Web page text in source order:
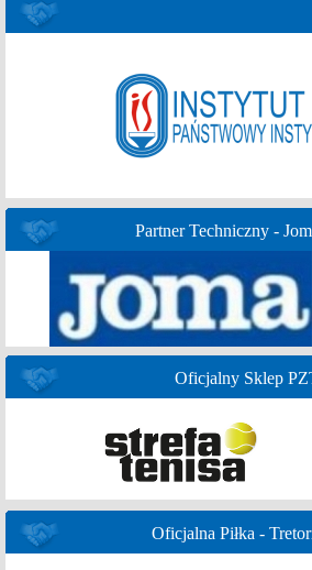
Partner Techniczny -
Oficjalny Sklep
Oficjalna Piłka -